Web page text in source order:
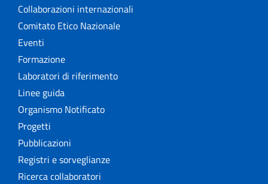
Collaborazioni internazionali
Comitato Etico Nazionale
Eventi
Formazione
Laboratori di riferimento
Linee guida
Organismo Notificato
Progetti
Pubblicazioni
Registri e sorveglianze
Ricerca collaboratori